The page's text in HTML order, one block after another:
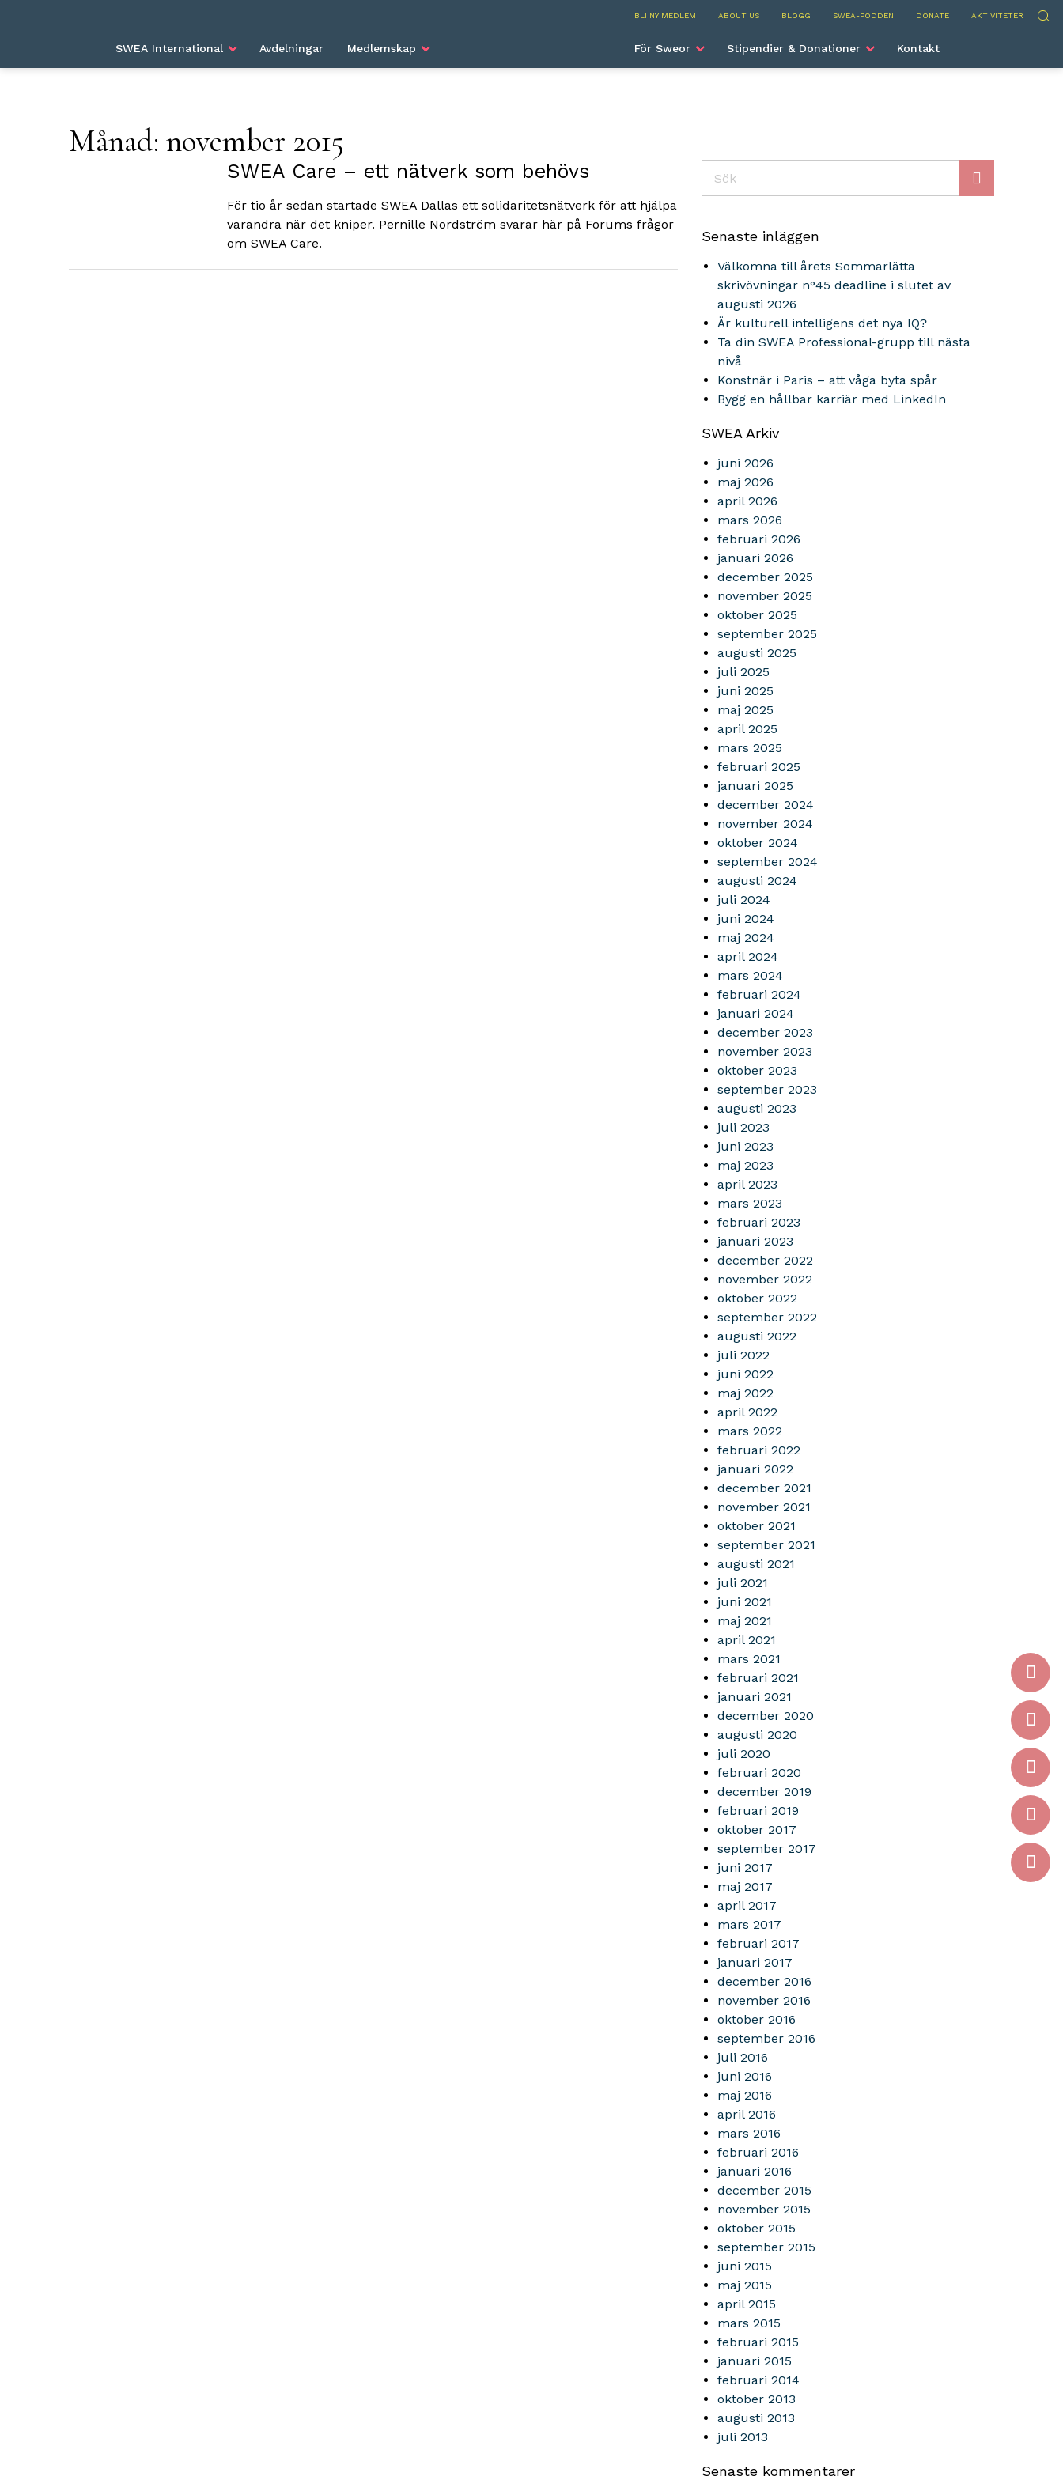
BLI NY MEDLEM ABOUT US BLOGG SWEA-PODDEN DONATE AKTIVITETER Sök
SWEA International
SWEA International Avdelningar Medlemskap För Sweor Stipendier & Donationer Kontakt
NOVEMBER
Månad: november 2015
SWEA Care – ett nätverk som behövs
För tio år sedan startade SWEA Dallas ett solidaritetsnätverk för att hjälpa
varandra när det kniper. Pernille Nordström svarar här på Forums frågor
om SWEA Care.
Senaste inläggen
Välkomna till årets Sommarlätta
skrivövningar n°45 deadline i slutet av
augusti 2026
Är kulturell intelligens det nya IQ?
Ta din SWEA Professional-grupp till nästa
nivå
Konstnär i Paris – att våga byta spår
Bygg en hållbar karriär med LinkedIn
SWEA Arkiv
juni 2026
maj 2026
april 2026
mars 2026
februari 2026
januari 2026
december 2025
november 2025
oktober 2025
september 2025
augusti 2025
juli 2025
juni 2025
maj 2025
april 2025
mars 2025
februari 2025
januari 2025
december 2024
november 2024
oktober 2024
september 2024
augusti 2024
juli 2024
juni 2024
maj 2024
april 2024
mars 2024
februari 2024
januari 2024
december 2023
november 2023
oktober 2023
september 2023
augusti 2023
juli 2023
juni 2023
maj 2023
april 2023
mars 2023
februari 2023
januari 2023
december 2022
november 2022
oktober 2022
september 2022
augusti 2022
juli 2022
juni 2022
maj 2022
april 2022
mars 2022
februari 2022
januari 2022
december 2021
november 2021
oktober 2021
september 2021
augusti 2021
juli 2021
juni 2021
maj 2021
april 2021
mars 2021
februari 2021
januari 2021
december 2020
augusti 2020
juli 2020
februari 2020
december 2019
februari 2019
oktober 2017
september 2017
juni 2017
maj 2017
april 2017
mars 2017
februari 2017
januari 2017
december 2016
november 2016
oktober 2016
september 2016
juli 2016
juni 2016
maj 2016
april 2016
mars 2016
februari 2016
januari 2016
december 2015
november 2015
oktober 2015
september 2015
juni 2015
maj 2015
april 2015
mars 2015
februari 2015
januari 2015
februari 2014
oktober 2013
augusti 2013
juli 2013
Senaste kommentarer